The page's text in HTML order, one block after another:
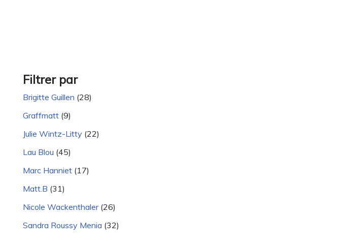
Filtrer par
Brigitte Guillen (28)
Graffmatt (9)
Julie Wintz-Litty (22)
Lau Blou (45)
Marc Hanniet (17)
Matt.B (31)
Nicole Wackenthaler (26)
Sandra Roussy Menia (32)